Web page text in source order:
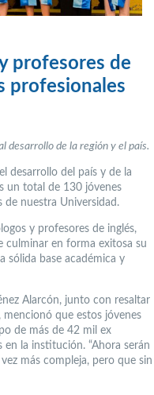
profesores de
profesionales
desarrollo de la región y el país.
desarrollo del país y de la
un total de 130 jóvenes
de nuestra Universidad.
y profesores de inglés,
culminar en forma exitosa su
sólida base académica y
Alarcón, junto con resaltar
que estos jóvenes
de más de 42 mil ex
la institución. “Ahora serán
más compleja, pero que sin